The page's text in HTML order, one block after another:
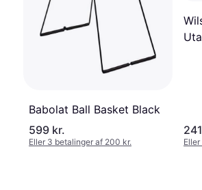
Babolat Ball Basket Black
599 kr.
Eller 3 betalinger af 200 kr.